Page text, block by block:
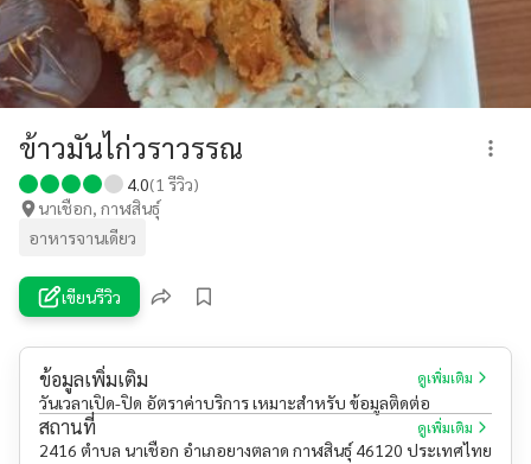
ข้าวมันไก่วราวรรณ
4.0(1 รีวิว)
นาเชือก, กาฬสินธุ์
อาหารจานเดียว
เขียนรีวิว
ข้อมูลเพิ่มเติม ดูเพิ่มเติม
วันเวลาเปิด-ปิด อัตราค่าบริการ เหมาะสำหรับ ข้อมูลติดต่อ
สถานที่ ดูเพิ่มเติม
2416 ตำบล นาเชือก อำเภอยางตลาด กาฬสินธุ์ 46120 ประเทศไทย